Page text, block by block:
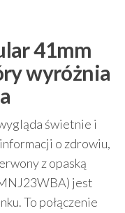
41mm
wyróżnia
świetnie i
o zdrowiu,
z opaską
jest
To połączenie